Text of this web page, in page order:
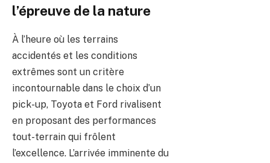
l’épreuve de la nature
À l’heure où les terrains
accidentés et les conditions
extrêmes sont un critère
incontournable dans le choix d’un
pick-up, Toyota et Ford rivalisent
en proposant des performances
tout-terrain qui frôlent
l’excellence. L’arrivée imminente du